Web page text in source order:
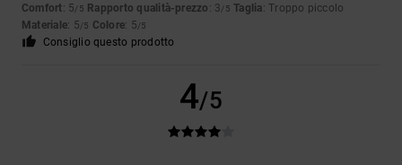
Comfort: 5/5 Rapporto qualità-prezzo : 3/5 Taglia: Troppo piccolo
Materiale: 5/5 Colore: 5/5
Consiglio questo prodotto
4/5